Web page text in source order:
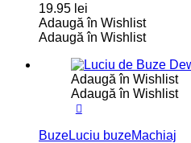
19.95 lei
Adaugă în Wishlist
Adaugă în Wishlist
Adaugă în Wishlist
Adaugă în Wishlist
BuzeLuciu buzeMachiaj